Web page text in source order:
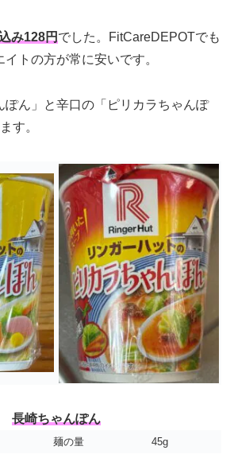
み128円でした。FitCareDEPOTでも
トの方が常に安いです。
ぽん」と辛口の「ピリカラちゃんぽ
す。
長崎ちゃんぽん
麺の量
45g